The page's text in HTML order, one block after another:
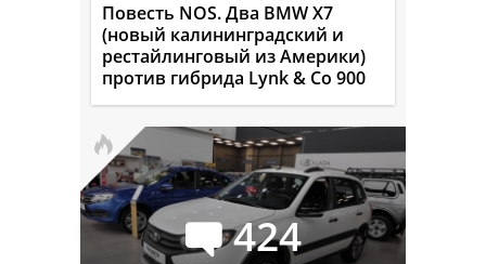
Повесть NOS. Два BMW X7
(новый калининградский и
рестайлинговый из Америки)
против гибрида Lynk & Co 900
424